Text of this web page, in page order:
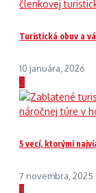
Turistická obuv a
10 januára, 2026
2
5 vecí, ktorými
7 novembra, 2025
3